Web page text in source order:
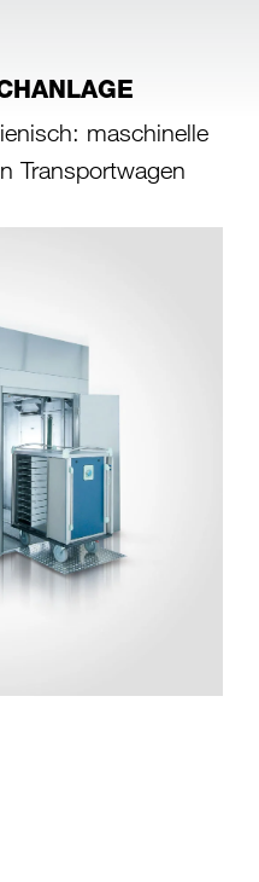
maschinelle
Transportwagen